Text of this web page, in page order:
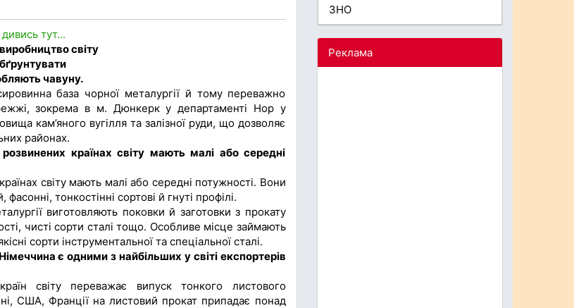
тут...
світу
чавуну.
база чорної металургії й тому переважно
зокрема в м. Дюнкерк у департаменті Нор у
кам’яного вугілля та залізної руди, що дозволяє
районах.
країнах світу мають малі або середні
світу мають малі або середні потужності. Вони
тонкостінні сортові й гнуті профілі.
виготовляють поковки й заготовки з прокату
чисті сорти сталі тощо. Особливе місце займають
сорти інструментальної та спеціальної сталі.
є одними з найбільших у світі експортерів
світу переважає випуск тонкого листового
США, Франції на листовий прокат припадає понад
ЗНО
Реклама